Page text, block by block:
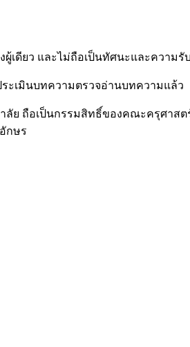
ดียว และไม่ถือเป็นทัศนะและความ
ะเมินบทความตรวจอ่านบทความแล้ว
ย ถือเป็นกรรมสิทธิ์ของคณะครุศาส
กษร